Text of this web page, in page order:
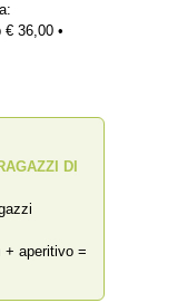
36,00 •
DI
+ aperitivo =